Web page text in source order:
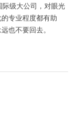
级大公司，对眼光
专业程度都有助
也不要回去。